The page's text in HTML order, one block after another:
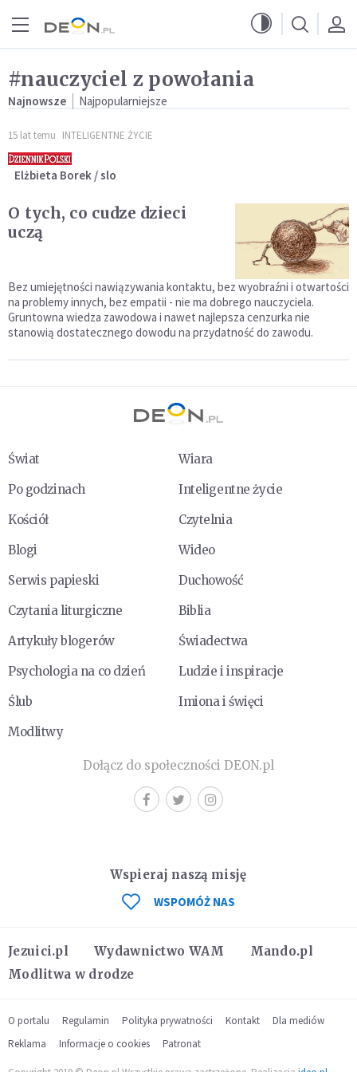
#nauczyciel z powołania
Najnowsze Najpopularniejsze
15 lat temu INTELIGENTNE ŻYCIE
Elżbieta Borek / slo
O tych, co cudze dzieci
uczą
Bez umiejętności nawiązywania kontaktu, bez wyobraźni i otwartości
na problemy innych, bez empatii - nie ma dobrego nauczyciela.
Gruntowna wiedza zawodowa i nawet najlepsza cenzurka nie
stanowią dostatecznego dowodu na przydatność do zawodu.
Świat
Wiara
Po godzinach
Inteligentne życie
Kościół
Czytelnia
Blogi
Wideo
Serwis papieski
Duchowość
Czytania liturgiczne
Biblia
Artykuły blogerów
Świadectwa
Psychologia na co dzień
Ludzie i inspiracje
Ślub
Imiona i święci
Modlitwy
Dołącz do społeczności DEON.pl
Jezuici.pl Wydawnictwo WAM
Mando.pl
Modlitwa w drodze
Wspieraj naszą misję
WSPOMÓŻ NAS
O portalu Regulamin Polityka prywatności Kontakt
Dla mediów
Reklama
Informacje o cookies Patronat